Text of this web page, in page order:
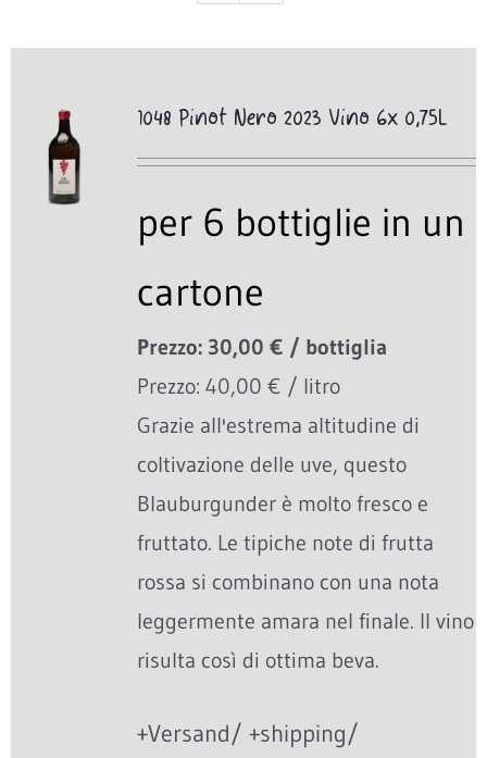
1048 Pinot Nero 2023 Vino 6x 0,75L
per 6 bottiglie in un
cartone
Prezzo: 30,00 € / bottiglia
Prezzo: 40,00 € / litro
Grazie all'estrema altitudine di
coltivazione delle uve, questo
Blauburgunder è molto fresco e
fruttato. Le tipiche note di frutta
rossa si combinano con una nota
leggermente amara nel finale. Il vino
risulta così di ottima beva.
+Versand/ +shipping/